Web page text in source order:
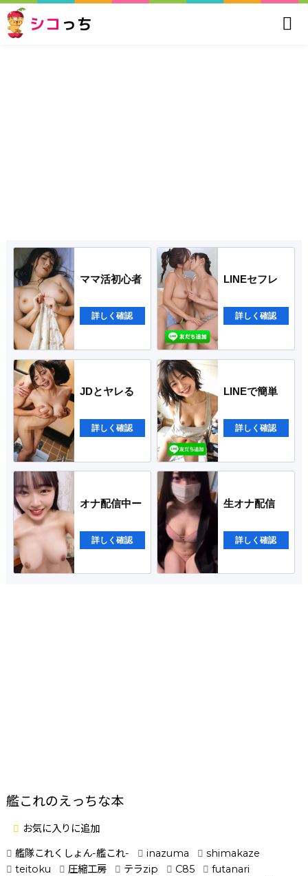
シコ っち
ママ活初心者
詳しく確認
LINEセフレ
詳しく確認
JDとヤレる
詳しく確認
LINEで簡単
詳しく確認
オナ配信中ー
詳しく確認
生オナ配信
詳しく確認
艦これのえっちな本
お気に入りに追加
艦隊これくしょん-艦これ-
inazuma
shimakaze
teitoku
圧縮工房 テラzip C85
futanari